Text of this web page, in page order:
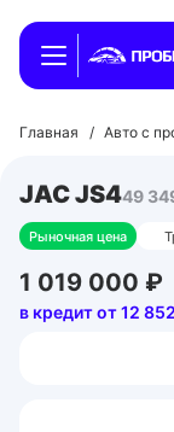
Главная / Авто с
JAC JS449
Рыночная цена
1 019 000 ₽
в кредит от 12